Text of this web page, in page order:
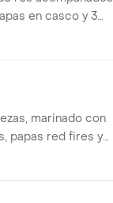
en casco y 3
bio-eficiente
marinado con
papas red fires y
empaque bio.